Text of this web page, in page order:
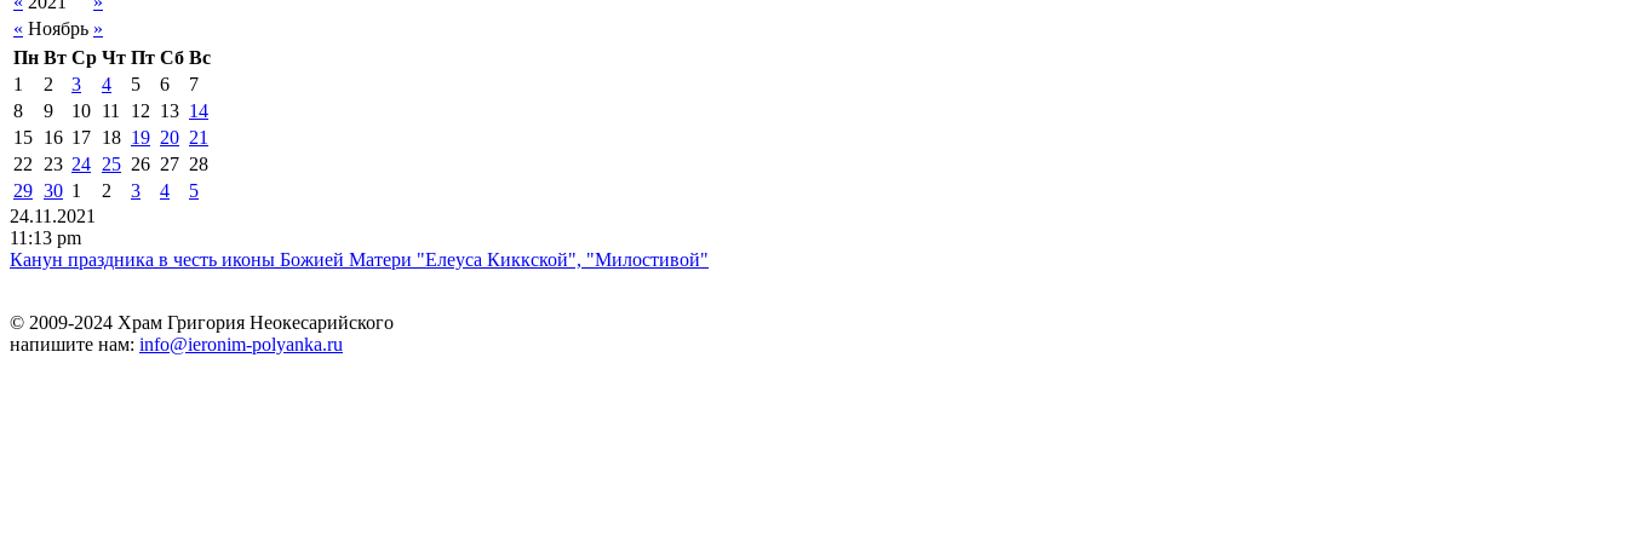
« Ноябрь »
Пн Вт Ср Чт Пт Сб Вс
1
2 3 4 5 6
7
8
9 10 11 12 13 14
15 16 17 18 19 20 21
22
23 24 25 26 27 28
29 30 1 2 3 4
5
24.11.2021
11:13 pm
Канун праздника в честь иконы Божией Матери "Елеуса Киккской", "Милостивой"
© 2009-2024 Храм Григория Неокесарийского
напишите нам: info@ieronim-polyanka.ru